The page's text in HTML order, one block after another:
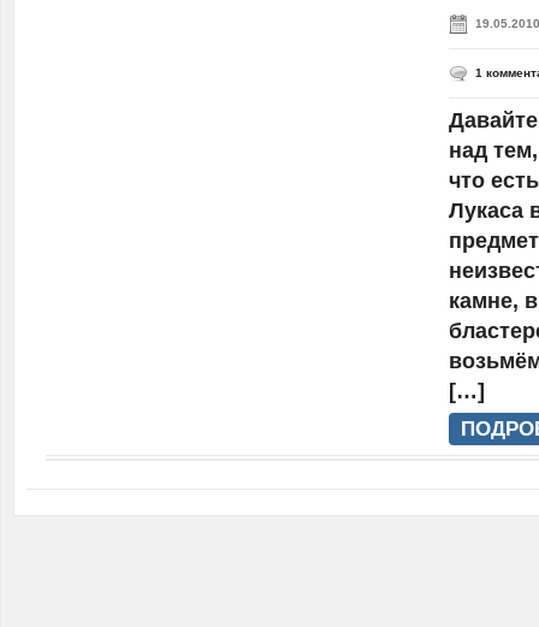
19.05.2010
1
над
что
Лукаса
камне,
[…]